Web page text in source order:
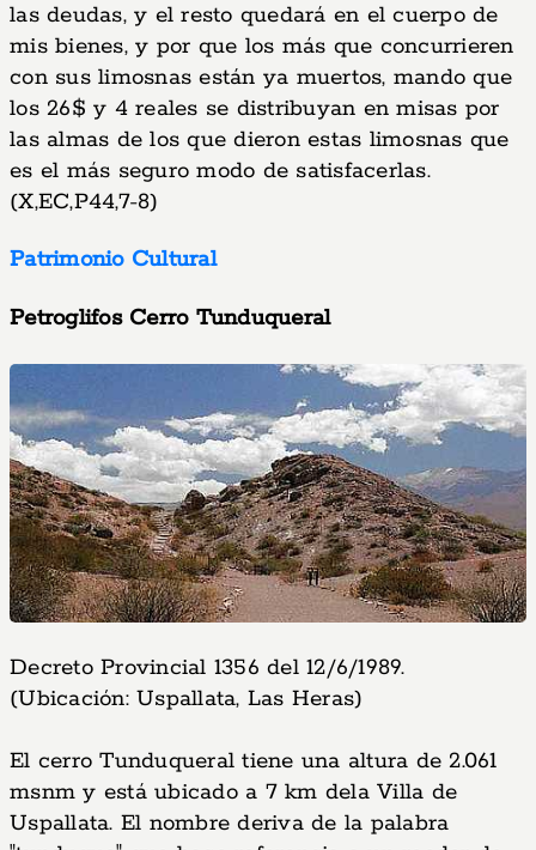
las deudas, y el resto quedará en el cuerpo de
mis bienes, y por que los más que concurrieren
con sus limosnas están ya muertos, mando que
los 26$ y 4 reales se distribuyan en misas por
las almas de los que dieron estas limosnas que
es el más seguro modo de satisfacerlas.
(X,EC,P44,7-8)
Patrimonio Cultural
Petroglifos Cerro Tunduqueral
Decreto Provincial 1356 del 12/6/1989.
(Ubicación: Uspallata, Las Heras)
El cerro Tunduqueral tiene una altura de 2.061
msnm y está ubicado a 7 km dela Villa de
Uspallata. El nombre deriva de la palabra